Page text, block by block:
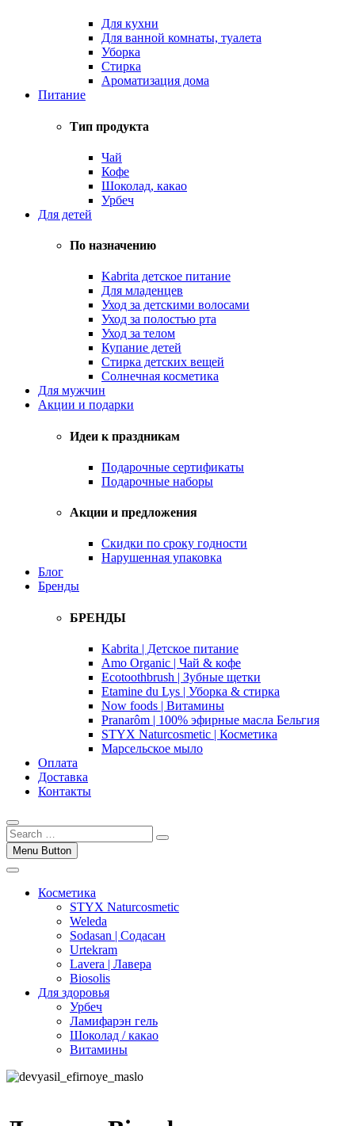
Для кухни
Для ванной комнаты, туалета
Уборка
Стирка
Ароматизация дома
Питание
Тип продукта
Чай
Кофе
Шоколад, какао
Урбеч
Для детей
По назначению
Kabrita детское питание
Для младенцев
Уход за детскими волосами
Уход за полостью рта
Уход за телом
Купание детей
Стирка детских вещей
Солнечная косметика
Для мужчин
Акции и подарки
Идеи к праздникам
Подарочные сертификаты
Подарочные наборы
Акции и предложения
Скидки по сроку годности
Нарушенная упаковка
Блог
Бренды
БРЕНДЫ
Kabrita | Детское питание
Amo Organic | Чай & кофе
Ecotoothbrush | Зубные щетки
Etamine du Lys | Уборка & стирка
Now foods | Витамины
Pranarôm | 100% эфирные масла Бельгия
STYX Naturcosmetic | Косметика
Марсельское мыло
Оплата
Доставка
Контакты
Menu Button
Косметика
STYX Naturcosmetic
Weleda
Sodasan | Содасан
Urtekram
Lavera | Лавера
Biosolis
Для здоровья
Урбеч
Ламифарэн гель
Шоколад / какао
Витамины